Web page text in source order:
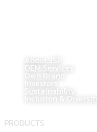
About JSP
OEM Services
Own Brand
Investors
Sustainability
Inclusion & Diversity
PRODUCTS